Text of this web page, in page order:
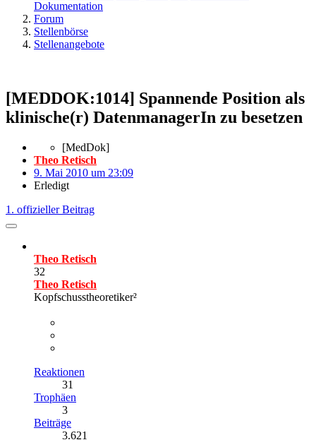
Dokumentation
Forum
Stellenbörse
Stellenangebote
[MEDDOK:1014] Spannende Position als
klinische(r) DatenmanagerIn zu besetzen
[MedDok]
Theo Retisch
9. Mai 2010 um 23:09
Erledigt
1. offizieller Beitrag
Theo Retisch
32
Theo Retisch
Kopfschusstheoretiker²
Reaktionen
31
Trophäen
3
Beiträge
3.621